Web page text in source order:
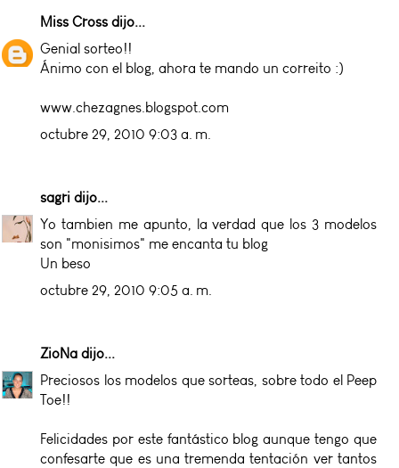
Miss Cross dijo...
Genial sorteo!!
Ánimo con el blog, ahora te mando un correito :)
www.chezagnes.blogspot.com
octubre 29, 2010 9:03 a. m.
sagri dijo...
Yo tambien me apunto, la verdad que los 3 modelos
son "monisimos" me encanta tu blog
Un beso
octubre 29, 2010 9:05 a. m.
ZioNa dijo...
Preciosos los modelos que sorteas, sobre todo el Peep
Toe!!
Felicidades por este fantástico blog aunque tengo que
confesarte que es una tremenda tentación ver tantos